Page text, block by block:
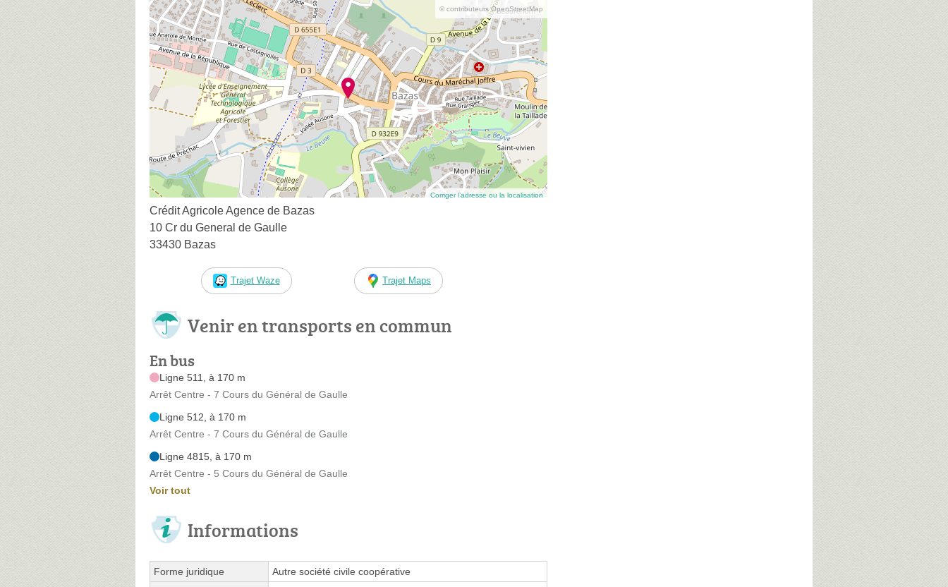
© contributeurs OpenStreetMap
Corriger l’adresse ou la localisation
Crédit Agricole Agence de Bazas
10 Cr du General de Gaulle
33430 Bazas
Trajet Waze Trajet Maps
Venir en transports en commun
En bus
Ligne 511, à 170 m
Arrêt Centre - 7 Cours du Général de Gaulle
Ligne 512, à 170 m
Arrêt Centre - 7 Cours du Général de Gaulle
Ligne 4815, à 170 m
Arrêt Centre - 5 Cours du Général de Gaulle
Voir tout
Informations
Forme juridique
Autre société civile coopérative